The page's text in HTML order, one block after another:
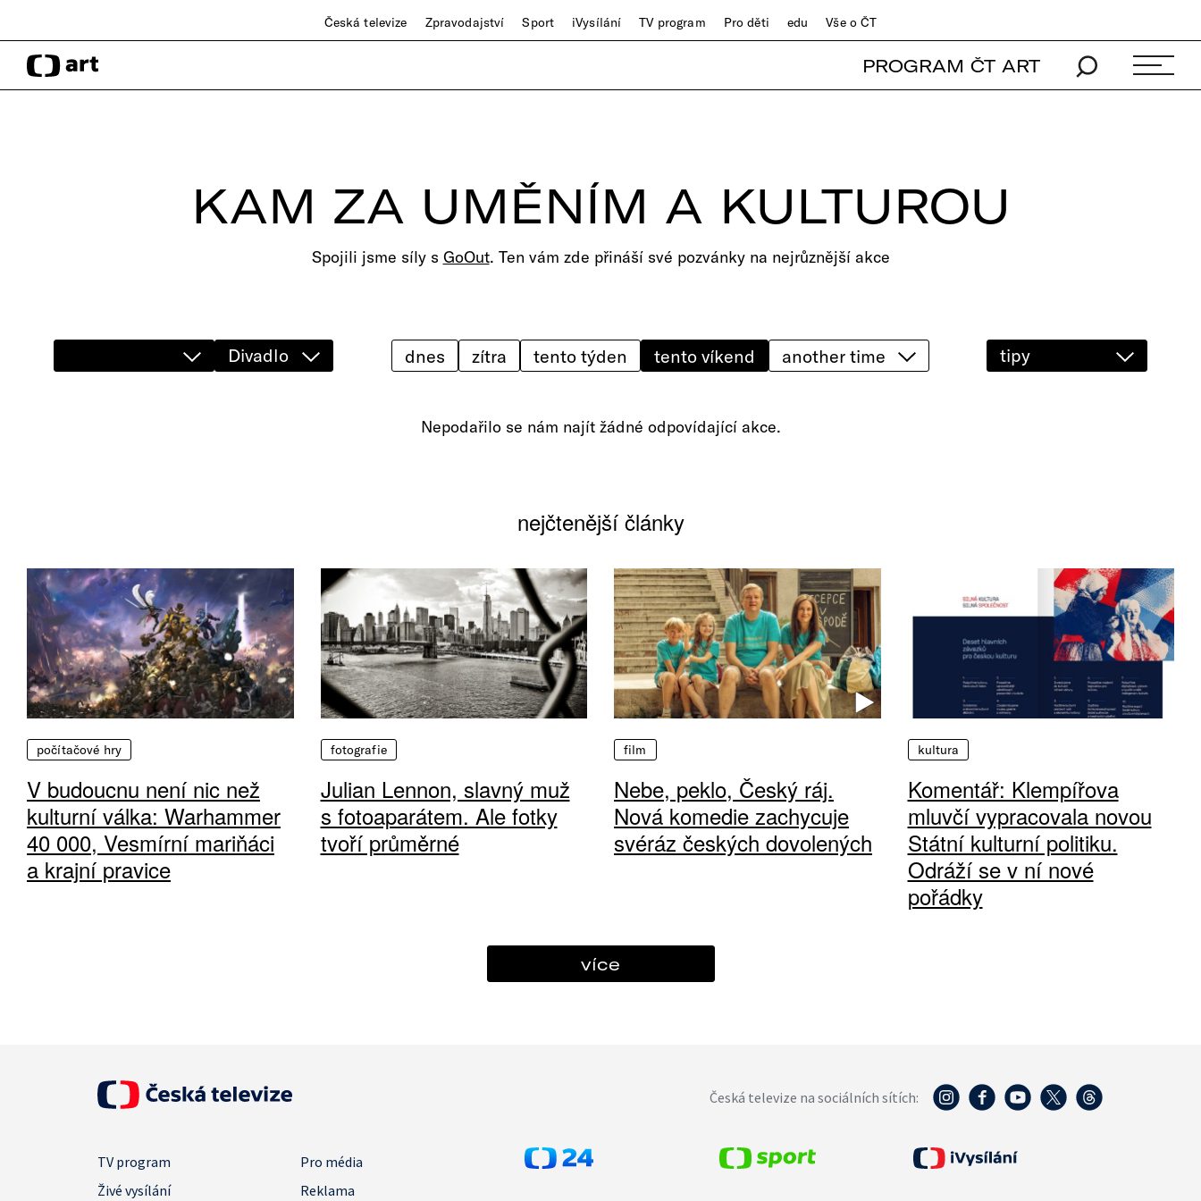
Česká televize Zpravodajství Sport iVysílání TV program Pro děti edu Vše o ČT
PROGRAM ČT ART
KAM ZA UMĚNÍM A KULTUROU
Spojili jsme síly s GoOut. Ten vám zde přináší své pozvánky na nejrůznější akce
Divadlo dnes zítra tento týden tento víkend tipy
Nepodařilo se nám najít žádné odpovídající akce.
nejčtenější články
počítačové hry
V budoucnu není nic než
kulturní válka: Warhammer
40 000, Vesmírní mariňáci
a krajní pravice
fotografie
Julian Lennon, slavný muž
s fotoaparátem. Ale fotky
tvoří průměrné
film
Nebe, peklo, Český ráj.
Nová komedie zachycuje
svéráz českých dovolených
kultura
Komentář: Klempířova
mluvčí vypracovala novou
Státní kulturní politiku.
Odráží se v ní nové
pořádky
více
Česká televize na sociálních sítích:
TV program
Pro média
Živé vysílání
Reklama